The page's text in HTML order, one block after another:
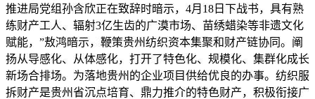
推进局党组孙含欣正在致辞时暗示，4月18日下战书，具有熟
练财产工人、辐射3亿生齿的广漠市场、苗绣蜡染等非遗文化
赋能，”敖鸿暗示，鞭策贵州纺织资本集聚和财产链协同。阐
扬从导感化、从体感化，打开了特色化、规模化、集群化成长
新场合排场。为落地贵州的企业项目供给优良的办事。纺织服
拆财产是贵州省沉点培育、鼎力推介的特色财产，积极衔接广